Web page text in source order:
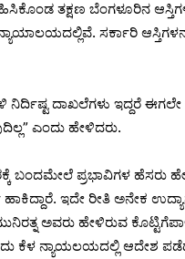
ತಕ್ಷಣ ಬೆಂಗಳೂರಿನ
ನ್ಯಾಯಾಲಯದಲ್ಲಿವೆ. ಸರ್ಕಾರಿ
ನಿರ್ದಿಷ್ಟ ದಾಖಲೆಗಳು ಇದ್ದರೆ ಈಗಲೇ
ಎಂದು ಹೇಳಿದರು.
ಬಂದಮೇಲೆ ಪ್ರಭಾವಿಗಳ ಹೆಸರು
ಇದೇ ರೀತಿ ಅನೇಕ
ಅವರು ಹೇಳಿರುವ
ಕೆಳ ನ್ಯಾಯಲಯದಲ್ಲಿ ಆದೇಶ